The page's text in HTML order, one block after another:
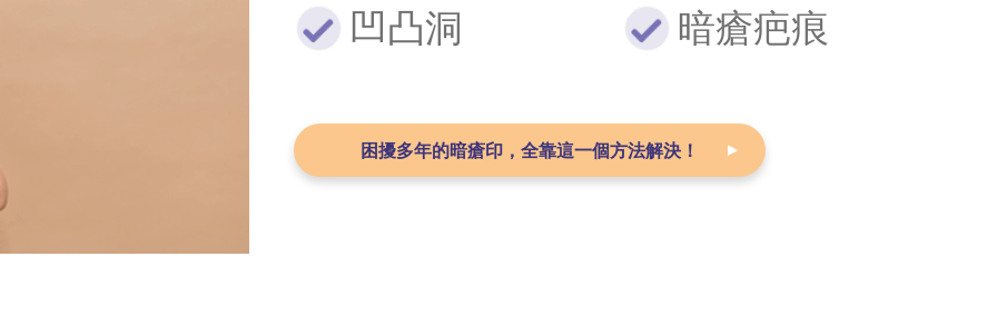
凹凸洞 暗瘡疤痕
困擾多年的暗瘡印， 全靠這一個方法解決！